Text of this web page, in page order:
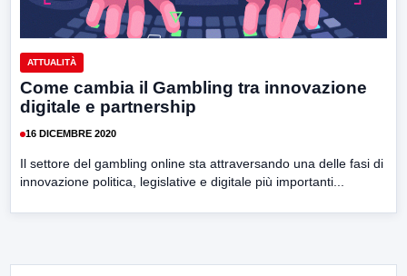
ATTUALITÀ
Come cambia il Gambling tra innovazione
digitale e partnership
16 DICEMBRE 2020
Il settore del gambling online sta attraversando una delle fasi di
innovazione politica, legislative e digitale più importanti...